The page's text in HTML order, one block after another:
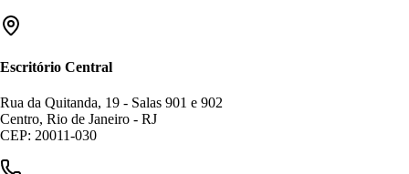
Escritório Central
Rua da Quitanda, 19 - Salas 901 e 902
Centro, Rio de Janeiro - RJ
CEP: 20011-030